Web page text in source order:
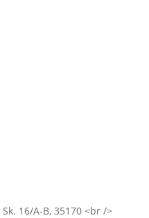
16/A-B, 35170 <br />